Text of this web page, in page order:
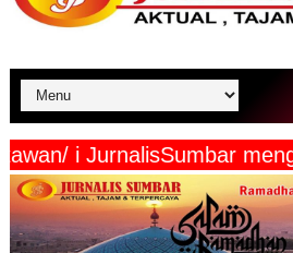
Wartawan/ i